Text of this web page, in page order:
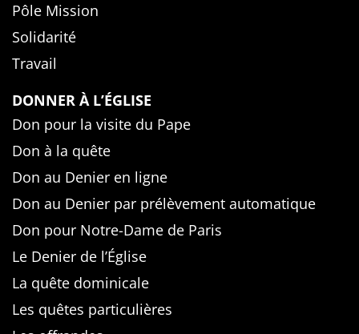
Pôle Mission
Solidarité
Travail
DONNER À L’ÉGLISE
Don pour la visite du Pape
Don à la quête
Don au Denier en ligne
Don au Denier par prélèvement automatique
Don pour Notre-Dame de Paris
Le Denier de l’Église
La quête dominicale
Les quêtes particulières